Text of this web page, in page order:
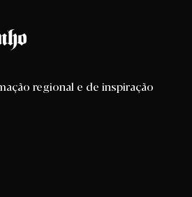
regional e de inspiração